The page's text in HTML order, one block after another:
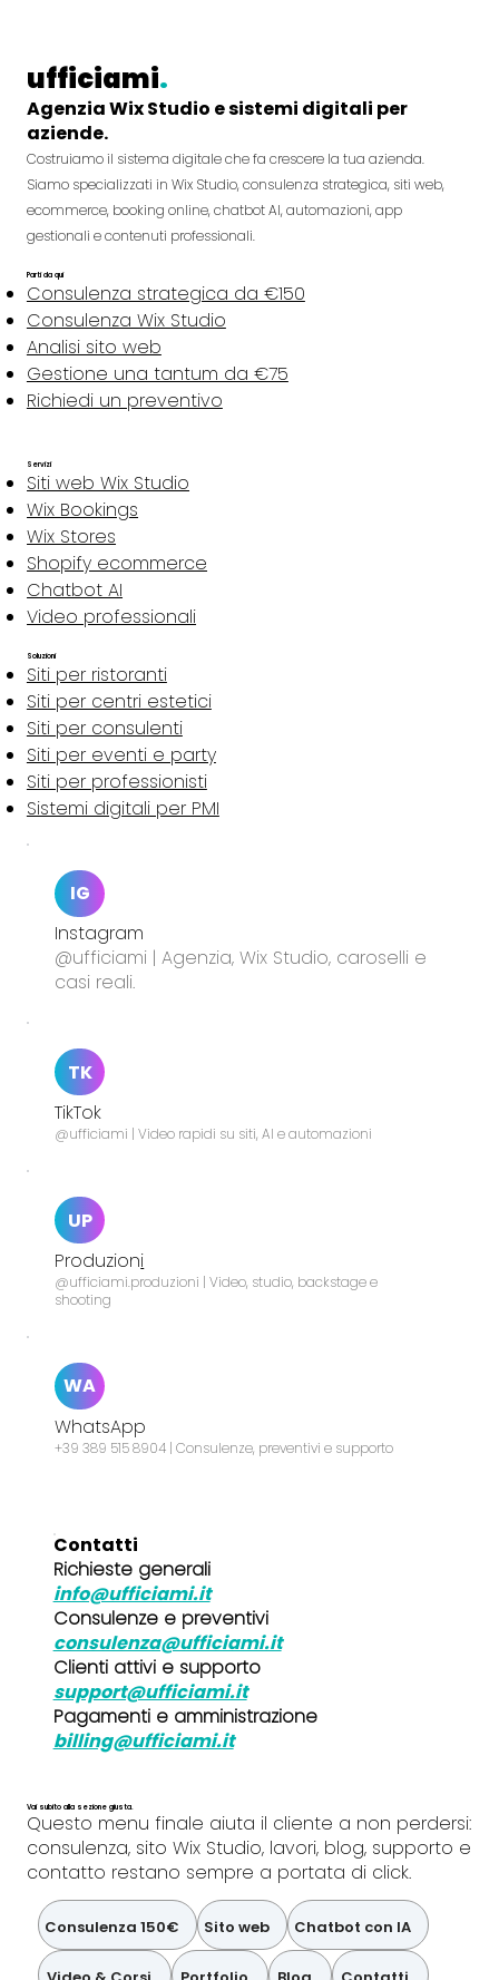
ufficiami.
Agenzia Wix Studio e sistemi digitali per
aziende.
Costruiamo il sistema digitale che fa crescere la tua azienda.
Siamo specializzati in Wix Studio, consulenza strategica, siti web,
ecommerce, booking online, chatbot AI, automazioni, app
gestionali e contenuti professionali.
Parti da qui
Consulenza strategica da €150
Consulenza Wix Studio
Analisi sito web
Gestione una tantum da €75
Richiedi un preventivo
Servizi
Siti web Wix Studio
Wix Bookings
Wix Stores
Shopify ecommerce
Chatbot AI
Video professionali
Soluzioni
Siti per ristoranti
Siti per centri estetici
Siti per consulenti
Siti per eventi e party
Siti per professionisti
Sistemi digitali per PMI
Contatti
Richieste generali
info@ufficiami.it
Consulenze e preventivi
consulenza@ufficiami.it
Clienti attivi e supporto
support@ufficiami.it
Pagamenti e amministrazione
billing@ufficiami.it
IG
Instagram
@ufficiami | Agenzia, Wix Studio, caroselli e
casi reali.
TK
TikTok
@ufficiami | Video rapidi su siti, AI e automazioni
UP
Produzioni
@ufficiami.produzioni | Video, studio, backstage e
shooting
WA
WhatsApp
+39 389 515 8904 | Consulenze, preventivi e supporto
Vai subito alla sezione giusta.
Questo menu finale aiuta il cliente a non perdersi:
consulenza, sito Wix Studio, lavori, blog, supporto e
contatto restano sempre a portata di click.
Consulenza 150€ Sito web Chatbot con IA